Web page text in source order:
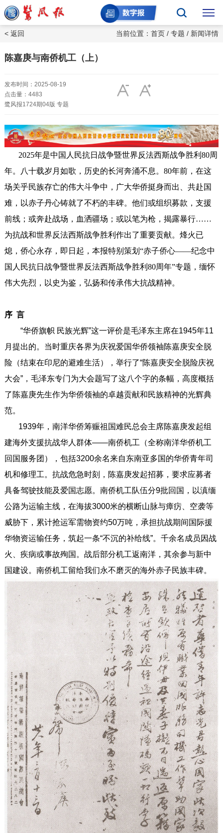
当前位置：首页 /专题 / 新闻详情
< 返回
陈嘉庚与南侨机工（上）
发布时间：2025-08-19
点击量：4483
鹭风报1724期04版 专题
2025年是中国人民抗日战争暨世界反法西斯战争胜利80周
年。八十载岁月如歌，历史的长河奔涌不息。80年前，在这
场关乎民族存亡的伟大斗争中，广大华侨挺身而出、共赴国
难，以赤子丹心铸就了不朽的丰碑。他们或组织募款，支援
前线；或奔赴战场，血洒疆场；或以笔为枪，揭露暴行……
为抗战和世界反法西斯战争胜利作出了重要贡献。烽火已
熄，侨心永存，即日起，本报特别策划“赤子侨心——纪念中
国人民抗日战争暨世界反法西斯战争胜利80周年”专题，缅怀
伟大先烈，以史为鉴，弘扬和传承伟大抗战精神。
序 言
“华侨旗帜 民族光辉”这一评价是毛泽东主席在1945年11
月提出的。当时重庆各界为庆祝爱国华侨领袖陈嘉庚安全脱
险（结束在印尼的避难生活），举行了“陈嘉庚安全脱险庆祝
大会”，毛泽东专门为大会题写了这八个字的条幅，高度概括
了陈嘉庚先生作为华侨领袖的卓越贡献和民族精神的光辉典
范。
1939年，南洋华侨筹赈祖国难民总会主席陈嘉庚发起组
建海外支援抗战华人群体——南侨机工（全称南洋华侨机工
回国服务团），包括3200余名来自东南亚多国的华侨青年司
机和修理工。抗战危急时刻，陈嘉庚发起招募，要求应募者
具备驾驶技能及爱国志愿。南侨机工队伍分9批回国，以滇缅
公路为运输主线，在海拔3000米的横断山脉与瘴疠、空袭等
威胁下，累计抢运军需物资约50万吨，承担抗战期间国际援
华物资运输任务，筑起一条“不沉的补给线”。千余名成员因战
火、疾病或事故殉国。战后部分机工返南洋，其余参与新中
国建设。南侨机工留给我们永不磨灭的海外赤子民族丰碑。